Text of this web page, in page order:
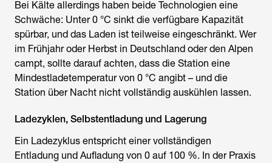
Bei Kälte allerdings haben beide Technologien eine
Schwäche: Unter 0 °C sinkt die verfügbare Kapazität
spürbar, und das Laden ist teilweise eingeschränkt. Wer
im Frühjahr oder Herbst in Deutschland oder den Alpen
campt, sollte darauf achten, dass die Station eine
Mindestladetemperatur von 0 °C angibt – und die
Station über Nacht nicht vollständig auskühlen lassen.
Ladezyklen, Selbstentladung und Lagerung
Ein Ladezyklus entspricht einer vollständigen
Entladung und Aufladung von 0 auf 100 %. In der Praxis